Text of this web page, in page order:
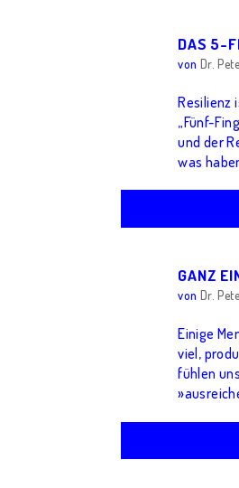
DAS 5-
von Dr.
Resilienz
„Fünf-
und der
was
GANZ
von Dr.
Einige
viel,
fühlen